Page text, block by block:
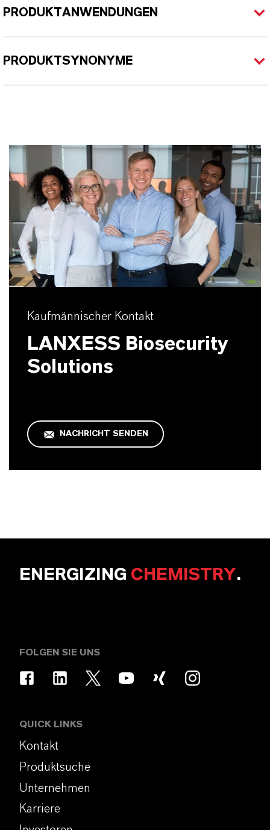
PRODUKTANWENDUNGEN
PRODUKTSYNONYME
Kaufmännischer Kontakt
LANXESS Biosecurity
Solutions
NACHRICHT SENDEN
ENERGIZING CHEMISTRY.
FOLGEN SIE UNS
QUICK LINKS
Kontakt
Produktsuche
Unternehmen
Karriere